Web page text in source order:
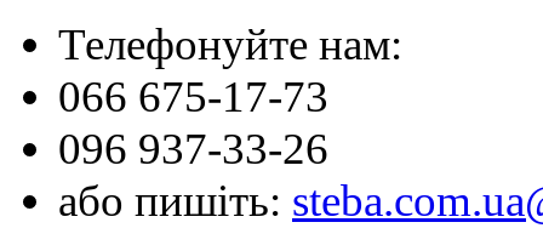
Телефонуйте нам:
066 675-17-73
096 937-33-26
або пишіть: